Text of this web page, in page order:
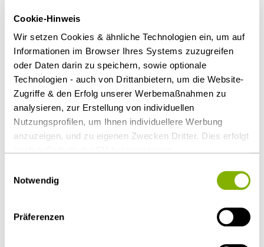
Cookie-Hinweis
Wir setzen Cookies & ähnliche Technologien ein, um auf
Informationen im Browser Ihres Systems zuzugreifen
oder Daten darin zu speichern, sowie optionale
Technologien - auch von Drittanbietern, um die Website-
Zugriffe & den Erfolg unserer Werbemaßnahmen zu
analysieren, zur Erstellung von individuellen
Nutzungsprofilen, um Ihnen individuellere Werbung
anzuzeigen, und zu eigenen Zwecken Dritter. Dies erfolgt
Regelungen das Risiko des staatlichen Zugriffs &
auszuschließen ist. Sie können Ihre Einwilligung jederzeit
über dieCookie-Einstellungen
widerrufen oder ändern.
Notwendig
Präferenzen
Aerospace & Defense Space
Ansprechpartner